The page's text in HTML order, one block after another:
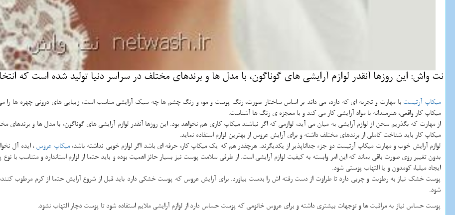
نت واش: این روزها آنقدر لوازم آرایشی های گوناگون، با مدل ها و برندهای مختلف در سراسر دنیا تولید شده است كه
میکاپ آرتیست با مهارت و تجربه ای که دارد، می داند بر اساس ساختار صورت، رنگ پوست و مو، و رنگ چشم ها چه سبک آرایشی مناسب است، زیبایی های درونی چهره ها
میکاپ کار واقعی، هنرمندانه با مواد آرایشی کار می کند و با معجزه ی رنگ ها آشناست.
از مهارت که بگذریم سخن از لوازم آرایشی به میان می آید، لوازمی که اگر نباشند میکاپ کاری هم نخواهد بود. این روزها آنقدر لوازم آرایشی های گوناگون، با مدل ها و
میکاپ کار باید شناخت کاملی از برندهای مختلف داشته و برای آرایش عروس از بهترین لوازم استفاده نماید.
لوازم آرایش خوب و مهارت میکاپ آرتیست دو جزء جداناپذیر از یکدیگرند. هرچقدر هم که یک میکاپ کار، حرفه ای باشد اگر لوازم خوبی نداشته باشد،میکاپ عروس، ایده آل
بدون تغییر روی صورت باقی بماند که این امر وابسته به کیفیت لوازم آرایشی است. از طرفی سلامت پوست نیز بسیار حائز اهمیت بوده و باید حتما از لوازم استاندارد و متناسب با
ایجاد میلیا، کومدون و یا التهاب پوستی شود.
پوست خشک نیاز به رطوبت و چربی دارد تا طراوت از دست رفته اش را بدست بیاورد. برای آرایش عروس که پوست خشکی دارد باید قبل از شروع آرایش حتما از کرم مرطوب
شود.
پوست حساس نیاز به مراقبت ها و توجهات بیشتری داشته و برای عروس خانومی که پوست حساس دارد از لوازم آرایشی ملایم استفاده شود تا پوست دچار التهاب نشود.